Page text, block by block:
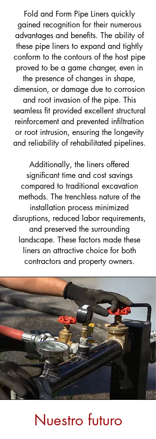
Fold and Form Pipe Liners quickly
gained recognition for their numerous
advantages and benefits. The ability of
these pipe liners to expand and tightly
conform to the contours of the host pipe
proved to be a game changer, even in
the presence of changes in shape,
dimension, or damage due to corrosion
and root invasion of the pipe. This
seamless fit provided excellent structural
reinforcement and prevented infiltration
or root intrusion, ensuring the longevity
and reliability of rehabilitated pipelines.
Additionally, the liners offered
significant time and cost savings
compared to traditional excavation
methods. The trenchless nature of the
installation process minimized
disruptions, reduced labor requirements,
and preserved the surrounding
landscape. These factors made these
liners an attractive choice for both
contractors and property owners.
Nuestro futuro